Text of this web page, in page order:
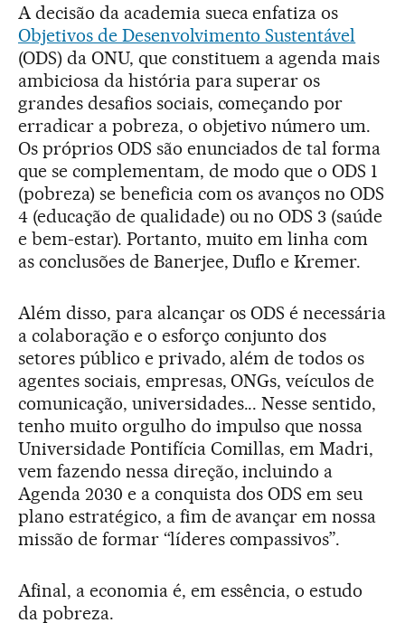
A decisão da academia sueca enfatiza os
Objetivos de Desenvolvimento Sustentável
(ODS) da ONU, que constituem a agenda mais
ambiciosa da história para superar os
grandes desafios sociais, começando por
erradicar a pobreza, o objetivo número um.
Os próprios ODS são enunciados de tal forma
que se complementam, de modo que o ODS 1
(pobreza) se beneficia com os avanços no ODS
4 (educação de qualidade) ou no ODS 3 (saúde
e bem-estar). Portanto, muito em linha com
as conclusões de Banerjee, Duflo e Kremer.
Além disso, para alcançar os ODS é necessária
a colaboração e o esforço conjunto dos
setores público e privado, além de todos os
agentes sociais, empresas, ONGs, veículos de
comunicação, universidades... Nesse sentido,
tenho muito orgulho do impulso que nossa
Universidade Pontifícia Comillas, em Madri,
vem fazendo nessa direção, incluindo a
Agenda 2030 e a conquista dos ODS em seu
plano estratégico, a fim de avançar em nossa
missão de formar “líderes compassivos”.
Afinal, a economia é, em essência, o estudo
da pobreza.